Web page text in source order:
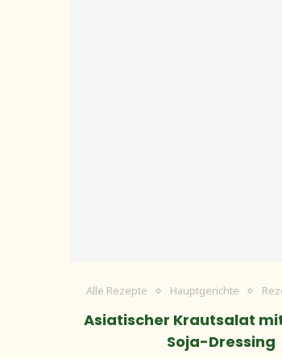
Alle Rezepte Hauptgerichte
Asiatischer Krautsalat
Soja-Dressing